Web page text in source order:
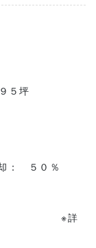
坪
５０％
契約 ※詳